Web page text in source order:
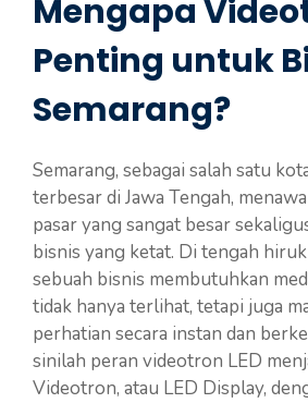
Mengapa
Penting untuk
Semarang?
Semarang, sebagai salah satu
terbesar di Jawa Tengah,
pasar yang sangat besar
bisnis yang ketat. Di tengah
sebuah bisnis membutuhkan
tidak hanya terlihat, tetapi juga
perhatian secara instan dan
sinilah peran videotron LED
Videotron, atau LED Display,